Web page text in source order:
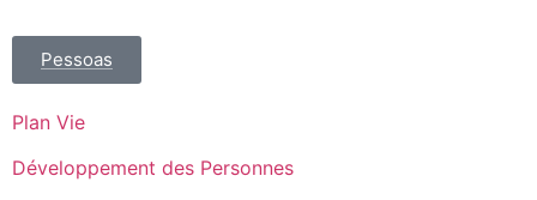
Pessoas
Plan Vie
Développement des Personnes